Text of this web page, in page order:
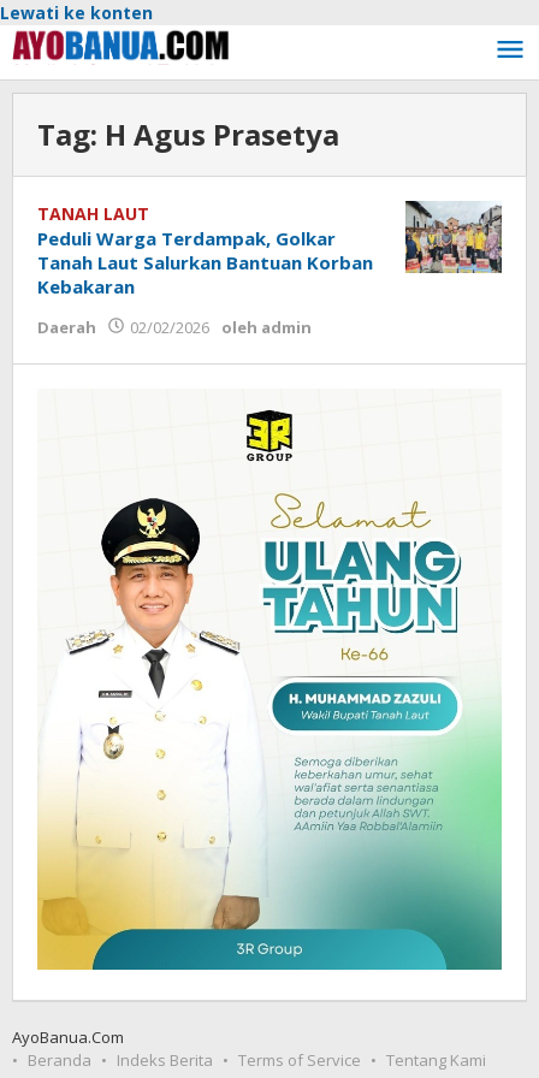
Lewati ke konten
Tag: H Agus Prasetya
TANAH LAUT
Peduli Warga Terdampak, Golkar
Tanah Laut Salurkan Bantuan Korban
Kebakaran
Daerah 02/02/2026 oleh admin
AyoBanua.Com
Beranda
Indeks Berita Terms of Service Tentang Kami